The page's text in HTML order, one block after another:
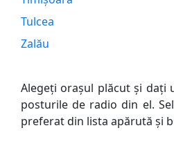
Tulcea
Zalău
Alegeți orașul plăcut și dați
posturile de radio din el.
preferat din lista apărută și